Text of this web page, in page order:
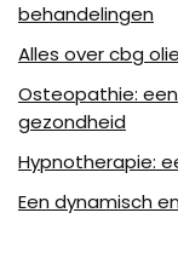
behandelingen
Alles over cbg
Osteopathie:
gezondheid
Hypnotherapie:
Een dynamisch